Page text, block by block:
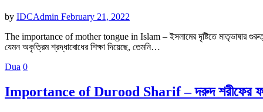
by IDCAdmin February 21, 2022
The importance of mother tongue in Islam – ইসলামের দৃষ্টিতে মাতৃভাষার গুরুত্ব
যেমন অকৃত্রিম শ্রদ্ধাবোধের শিক্ষা দিয়েছে, তেমনি…
Dua 0
Importance of Durood Sharif – দরুদ শরীফের